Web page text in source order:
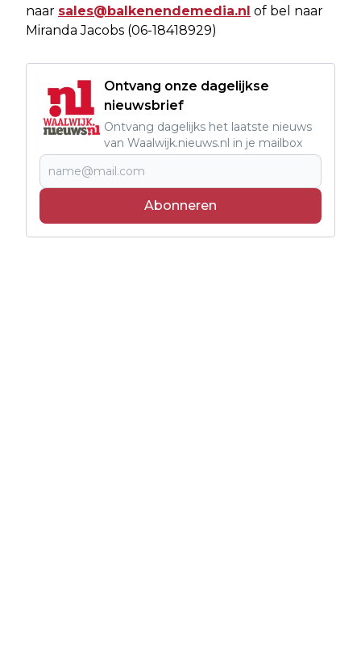
naar sales@balkenendemedia.nl of bel naar
Miranda Jacobs (06-18418929)
Ontvang onze dagelijkse
nieuwsbrief
Ontvang dagelijks het laatste nieuws
van Waalwijk.nieuws.nl in je mailbox
Abonneren